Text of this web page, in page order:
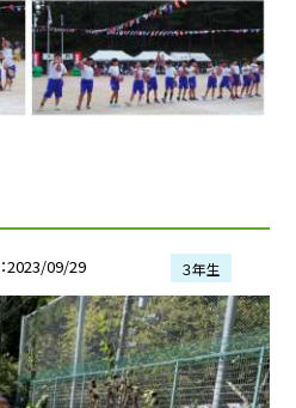
2023/09/29 ３年生